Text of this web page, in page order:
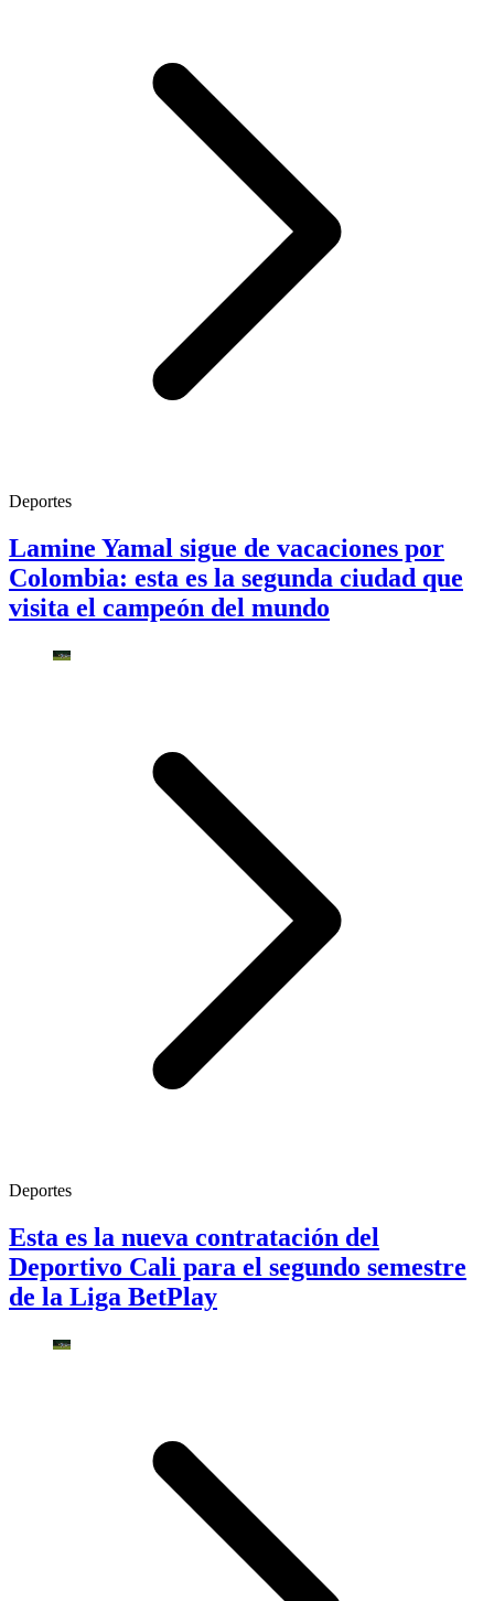
Deportes
Lamine Yamal sigue de vacaciones por
Colombia: esta es la segunda ciudad que
visita el campeón del mundo
Deportes
Esta es la nueva contratación del
Deportivo Cali para el segundo semestre
de la Liga BetPlay